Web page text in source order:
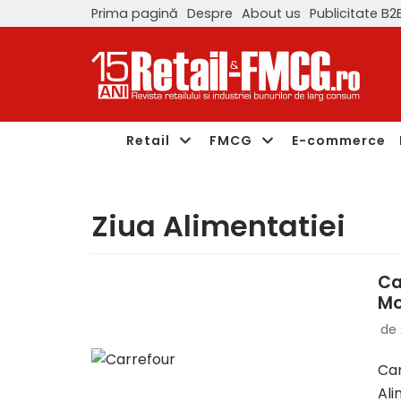
Prima pagină Despre About us Publicitate
Retail FMCG E-commerce
Ziua Alimentatiei
de